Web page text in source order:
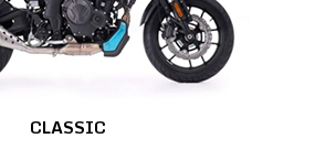
CLASSIC